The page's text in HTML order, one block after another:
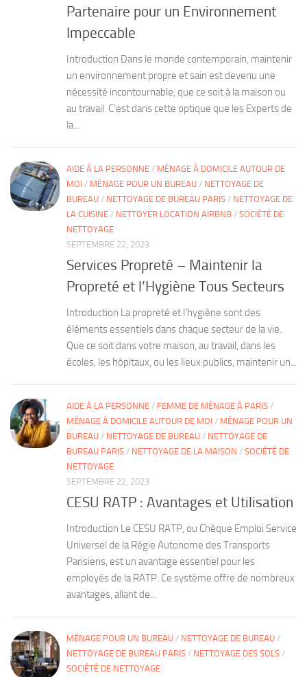
Partenaire pour un Environnement
Impeccable
Introduction Dans le monde contemporain, maintenir
un environnement propre et sain est devenu une
nécessité incontournable, que ce soit à la maison ou
au travail. C’est dans cette optique que les Experts de
la...
AIDE À LA PERSONNE / MÉNAGE À DOMICILE AUTOUR DE
MOI / MÉNAGE POUR UN BUREAU / NETTOYAGE DE
BUREAU / NETTOYAGE DE BUREAU PARIS / NETTOYAGE DE
LA CUISINE / NETTOYER LOCATION AIRBNB / SOCIÉTÉ DE
NETTOYAGE
SEPTEMBRE 22, 2023
Services Propreté – Maintenir la
Propreté et l’Hygiène Tous Secteurs
Introduction La propreté et l’hygiène sont des
éléments essentiels dans chaque secteur de la vie.
Que ce soit dans votre maison, au travail, dans les
écoles, les hôpitaux, ou les lieux publics, maintenir un...
AIDE À LA PERSONNE / FEMME DE MÉNAGE À PARIS /
MÉNAGE À DOMICILE AUTOUR DE MOI / MÉNAGE POUR UN
BUREAU / NETTOYAGE DE BUREAU / NETTOYAGE DE
BUREAU PARIS / NETTOYAGE DE LA MAISON / SOCIÉTÉ DE
NETTOYAGE
SEPTEMBRE 22, 2023
CESU RATP : Avantages et Utilisation
Introduction Le CESU RATP, ou Chèque Emploi Service
Universel de la Régie Autonome des Transports
Parisiens, est un avantage essentiel pour les
employés de la RATP. Ce système offre de nombreux
avantages, allant de...
MÉNAGE POUR UN BUREAU / NETTOYAGE DE BUREAU /
NETTOYAGE DE BUREAU PARIS / NETTOYAGE DES SOLS /
SOCIÉTÉ DE NETTOYAGE